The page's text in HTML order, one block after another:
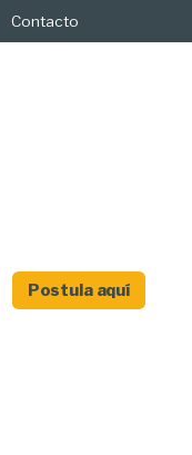
Contacto
Postula aquí